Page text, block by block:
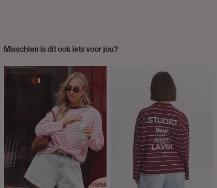
Misschien is dit ook iets voor jou?